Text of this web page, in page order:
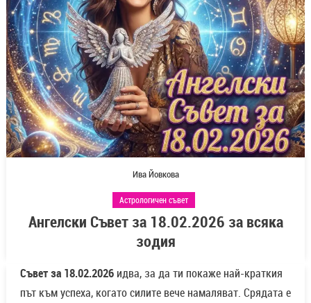
Ива Йовкова
Астрологичен съвет
Ангелски Съвет за 18.02.2026 за всяка
зодия
Съвет за 18.02.2026идва, за да ти покаже най-краткия
път към успеха, когато силите вече намаляват. Срядата е